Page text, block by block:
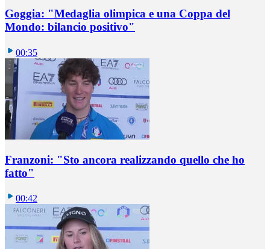
Goggia: "Medaglia olimpica e una Coppa del
Mondo: bilancio positivo"
00:35
Franzoni: "Sto ancora realizzando quello che ho
fatto"
00:42